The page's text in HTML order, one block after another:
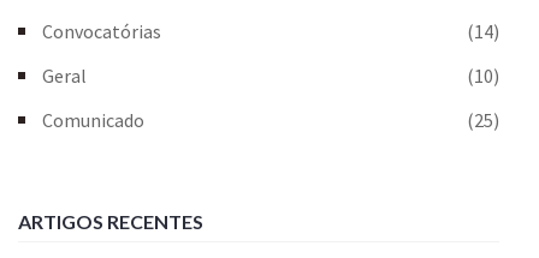
Convocatórias
(14)
Geral
(10)
Comunicado
(25)
ARTIGOS RECENTES